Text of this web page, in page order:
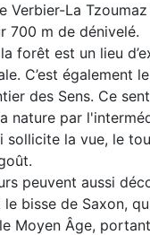
Verbier-La
700 m de dénivelé.
forêt est un lieu
C’est également
des Sens. Ce
nature par
sollicite la vue, le
peuvent aussi
bisse de Saxon,
Moyen Âge,